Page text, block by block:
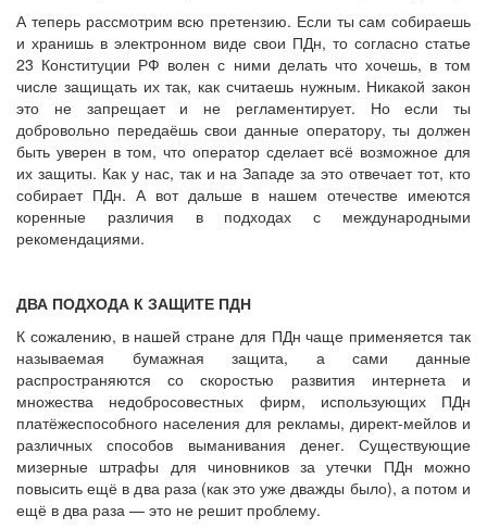
А теперь рассмотрим всю претензию. Если ты сам собираешь
и хранишь в электронном виде свои ПДн, то согласно статье
23 Конституции РФ волен с ними делать что хочешь, в том
числе защищать их так, как считаешь нужным. Никакой закон
это не запрещает и не регламентирует. Но если ты
добровольно передаёшь свои данные оператору, ты должен
быть уверен в том, что оператор сделает всё возможное для
их защиты. Как у нас, так и на Западе за это отвечает тот, кто
собирает ПДн. А вот дальше в нашем отечестве имеются
коренные различия в подходах с международными
рекомендациями.
ДВА ПОДХОДА К ЗАЩИТЕ ПДН
К сожалению, в нашей стране для ПДн чаще применяется так
называемая бумажная защита, а сами данные
распространяются со скоростью развития интернета и
множества недобросовестных фирм, использующих ПДн
платёжеспособного населения для рекламы, директ-мейлов и
различных способов выманивания денег. Существующие
мизерные штрафы для чиновников за утечки ПДн можно
повысить ещё в два раза (как это уже дважды было), а потом и
ещё в два раза — это не решит проблему.